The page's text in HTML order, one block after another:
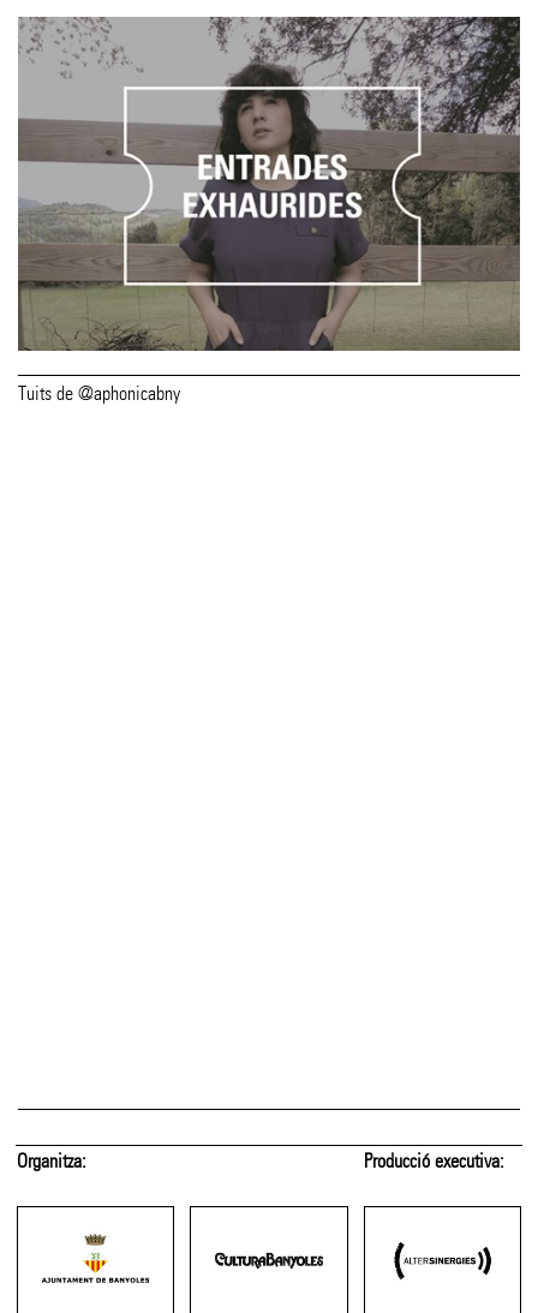
Tuits de @aphonicabny
Amb el suport de: Amb el patrocini de: